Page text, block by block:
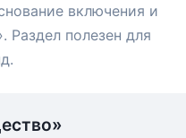
включения и
Раздел полезен для